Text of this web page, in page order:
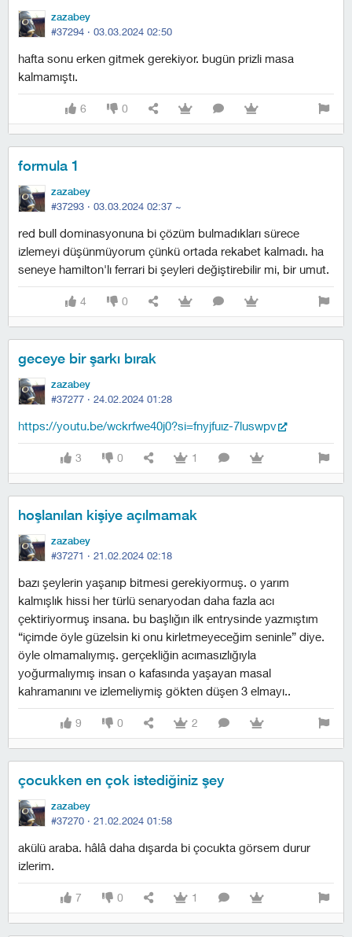
zazabey
#37294 · 03.03.2024 02:50
hafta sonu erken gitmek gerekiyor. bugün prizli masa
kalmamıştı.
6 0
formula 1
zazabey
#37293 · 03.03.2024 02:37 ~
red bull dominasyonuna bi çözüm bulmadıkları sürece
izlemeyi düşünmüyorum çünkü ortada rekabet kalmadı. ha
seneye hamilton'lı ferrari bi şeyleri değiştirebilir mi, bir umut.
4 0
geceye bir şarkı bırak
zazabey
#37277 · 24.02.2024 01:28
https://youtu.be/wckrfwe40j0?si=fnyjfuiz-7luswpv
3 0 1
hoşlanılan kişiye açılmamak
zazabey
#37271 · 21.02.2024 02:18
bazı şeylerin yaşanıp bitmesi gerekiyormuş. o yarım
kalmışlık hissi her türlü senaryodan daha fazla acı
çektiriyormuş insana. bu başlığın ilk entrysinde yazmıştım
“içimde öyle güzelsin ki onu kirletmeyeceğim seninle” diye.
öyle olmamalıymış. gerçekliğin acımasızlığıyla
yoğurmalıymış insan o kafasında yaşayan masal
kahramanını ve izlemeliymiş gökten düşen 3 elmayı..
9 0 2
çocukken en çok istediğiniz şey
zazabey
#37270 · 21.02.2024 01:58
akülü araba. hâlâ daha dışarda bi çocukta görsem durur
izlerim.
7 0 1